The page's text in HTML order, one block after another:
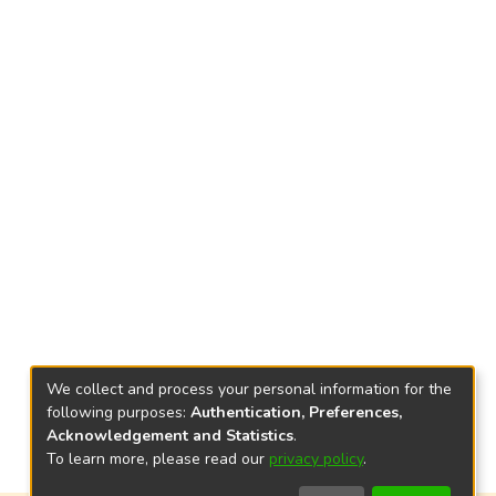
We collect and process your personal information for the
following purposes: Authentication, Preferences,
Acknowledgement and Statistics.
To learn more, please read our privacy policy.